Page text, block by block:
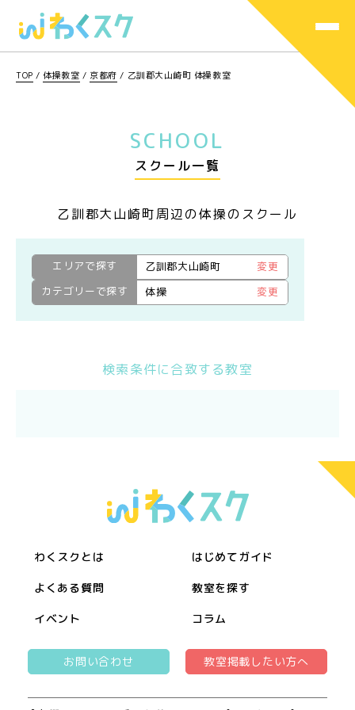
TOP /体操教室 / 京都府 / 乙訓郡大山崎町 体操教室
SCHOOL
スクール一覧
乙訓郡大山崎町周辺の体操のスクール
エリアで探す 乙訓郡大山崎町
変更
カテゴリーで探す
体操 変更
検索条件に合致する教室
わくスクとは はじめてガイド
よくある質問 教室を探す
イベント コラム
お問い合わせ 教室掲載したい方へ